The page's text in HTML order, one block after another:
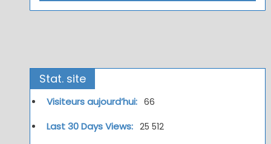
Stat. site
Visiteurs aujourd’hui: 66
Last 30 Days Views: 25 512